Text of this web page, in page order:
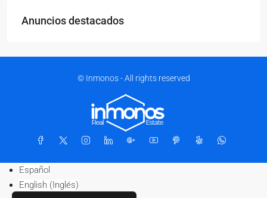
Anuncios destacados
© Inmonos - All rights reserved
Español
English (Inglés)